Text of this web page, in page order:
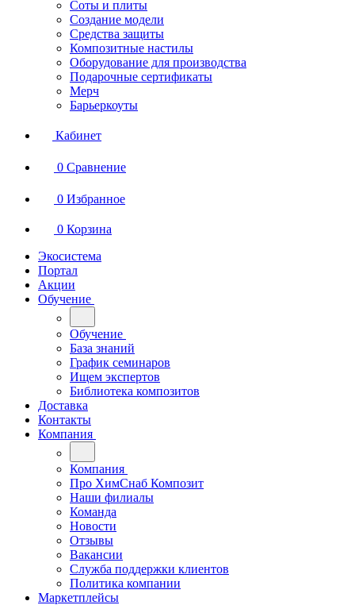
Соты и плиты
Создание модели
Средства защиты
Композитные настилы
Оборудование для производства
Подарочные сертификаты
Мерч
Барьеркоуты
Кабинет
0 Сравнение
0 Избранное
0 Корзина
Экосистема
Портал
Акции
Обучение
Обучение
База знаний
График семинаров
Ищем экспертов
Библиотека композитов
Доставка
Контакты
Компания
Компания
Про ХимСнаб Композит
Наши филиалы
Команда
Новости
Отзывы
Вакансии
Служба поддержки клиентов
Политика компании
Маркетплейсы